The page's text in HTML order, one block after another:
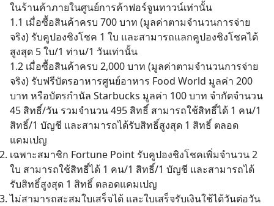
ในร้านค้าภายในศูนย์การค้าฟอร์จูนทาวน์เท่านั้น
1.1 เมื่อซื้อสินค้าครบ 700 บาท (มูลค่าตามจำนวนการจ่าย
จริง) รับคูปองชิงโชค 1 ใบ และสามารถแลกคูปองชิงโชคได้
สูงสุด 5 ใบ/1 ท่าน/1 วันเท่านั้น
1.2 เมื่อซื้อสินค้าครบ 2,000 บาท (มูลค่าตามจำนวนการจ่าย
จริง) รับฟรีบัตรอาหารศูนย์อาหาร Food World มูลค่า 200
บาท หรือบัตรกำนัล Starbucks มูลค่า 100 บาท จำกัดจำนวน
45 สิทธิ์/วัน รวมจำนวน 495 สิทธิ์ สามารถใช้สิทธิ์ได้ 1 คน/1
สิทธิ์/1 บัญชี และสามารถได้รับสิทธิ์สูงสุด 1 สิทธิ์ ตลอด
แคมเปญ
เฉพาะสมาชิก Fortune Point รับคูปองชิงโชคเพิ่มจำนวน 2
ใบ สามารถใช้สิทธิ์ได้ 1 คน/1 สิทธิ์/1 บัญชี และสามารถได้
รับสิทธิ์สูงสุด 1 สิทธิ์ ตลอดแคมเปญ
ไม่สามารถสะสมใบเสร็จได้ และใบเสร็จรับเงินใช้ได้วันต่อวัน